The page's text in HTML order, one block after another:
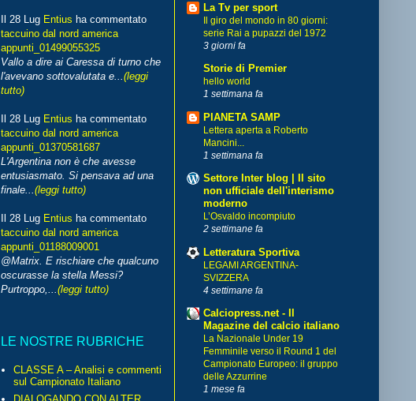
Il 28 Lug Entius ha commentato
taccuino dal nord america
appunti_01499055325
Vallo a dire ai Caressa di turno che
l'avevano sottovalutata e... (leggi
tutto)
Il 28 Lug Entius ha commentato
taccuino dal nord america
appunti_01370581687
L'Argentina non è che avesse
entusiasmato. Si pensava ad una
finale... (leggi tutto)
Il 28 Lug Entius ha commentato
taccuino dal nord america
appunti_01188009001
@Matrix. E rischiare che qualcuno
oscurasse la stella Messi?
Purtroppo,... (leggi tutto)
LE NOSTRE RUBRICHE
CLASSE A – Analisi e commenti
sul Campionato Italiano
La Tv per sport
Il giro del mondo in 80 giorni:
serie Rai a pupazzi del 1972
3 giorni fa
Storie di Premier
hello world
1 settimana fa
PIANETA SAMP
Lettera aperta a Roberto
Mancini...
1 settimana fa
Settore Inter blog | Il sito
non ufficiale dell'interismo
moderno
L’Osvaldo incompiuto
2 settimane fa
Letteratura Sportiva
LEGAMI ARGENTINA-
SVIZZERA
4 settimane fa
Calciopress.net - Il
Magazine del calcio italiano
La Nazionale Under 19
Femminile verso il Round 1 del
Campionato Europeo: il gruppo
delle Azzurrine
1 mese fa